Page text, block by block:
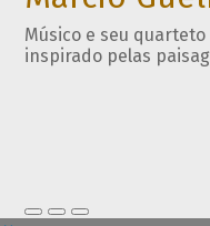
Músico e seu
inspirado pelas